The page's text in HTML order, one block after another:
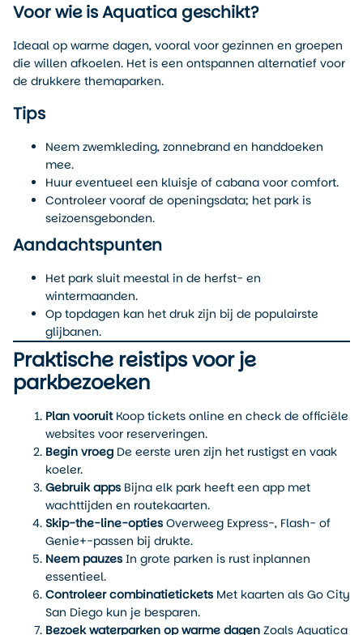
Voor wie is Aquatica geschikt?
Ideaal op warme dagen, vooral voor gezinnen en groepen
die willen afkoelen. Het is een ontspannen alternatief voor
de drukkere themaparken.
Tips
Neem zwemkleding, zonnebrand en handdoeken
mee.
Huur eventueel een kluisje of cabana voor comfort.
Controleer vooraf de openingsdata; het park is
seizoensgebonden.
Aandachtspunten
Het park sluit meestal in de herfst- en
wintermaanden.
Op topdagen kan het druk zijn bij de populairste
glijbanen.
Praktische reistips voor je
parkbezoeken
Plan vooruitKoop tickets online en check de officiële
websites voor reserveringen.
Begin vroeg De eerste uren zijn het rustigst en vaak
koeler.
Gebruik apps Bijna elk park heeft een app met
wachttijden en routekaarten.
Skip-the-line-opties Overweeg Express-, Flash- of
Genie+-passen bij drukte.
Neem pauzes In grote parken is rust inplannen
essentieel.
Controleer combinatietickets Met kaarten als Go City
San Diego kun je besparen.
Bezoek waterparken op warme dagen Zoals Aquatica